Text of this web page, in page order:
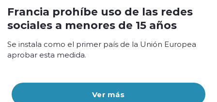
Ver más
Francia prohíbe uso de las redes
sociales a menores de 15 años
Se instala como el primer país de la Unión Europea
aprobar esta medida.